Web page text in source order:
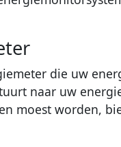
die uw
naar uw
moest worden,